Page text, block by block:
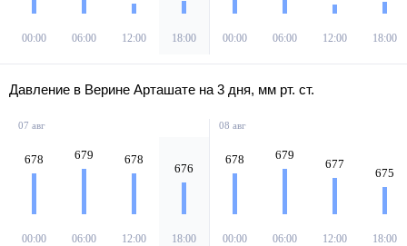
00:00 06:00 12:00 18:00 00:00 06:00 12:00 18:00
Давление в Верине Арташате на 3 дня, мм рт. ст.
07 авг
678
00:00
679
06:00
678
12:00
676
18:00
08 авг
678
00:00
679
06:00
677
12:00
675
18:00